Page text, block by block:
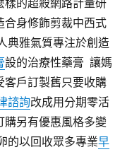
樣的超殺網路計量研
合身修飾剪裁中西式
典雅氣質專注於創造
設的治療性藥膏 ​ 讓媽
客戶訂製舊只要收購
諮詢改成用分期零活
另有優惠風格多變
的以回收眾多專業早